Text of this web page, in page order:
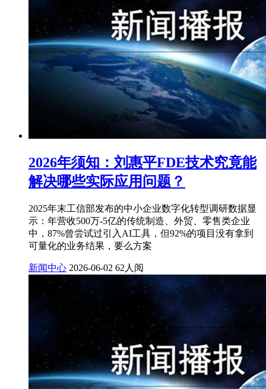
2026年须知：刘惠平FDE技术究竟能
解决哪些实际应用问题？
2025年末工信部发布的中小企业数字化转型调研数据显
示：年营收500万-5亿的传统制造、外贸、零售类企业
中，87%曾尝试过引入AI工具，但92%的项目没有拿到
可量化的业务结果，要么方案
新闻中心 2026-06-02 62人阅